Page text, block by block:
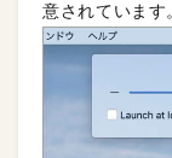
意されています